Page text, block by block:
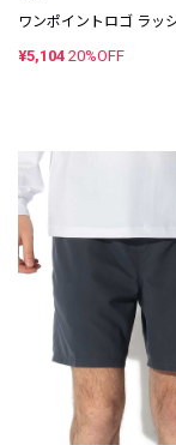
ワンポイントロゴ ラッ
¥5,104 20%OFF